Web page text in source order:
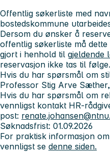
Offentlig søkerliste med
bostedskommune
Dersom du ønsker å
offentlig søkerliste må
gjort i henhold til gjeldende
reservasjon ikke tas til følge.
Hvis du har spørsmål om
Professor Stig Arve
Hvis du har spørsmål om
vennligst kontakt HR-
post:
Søknadsfrist: 01.09.2026
For praktisk informasjon
vennligst se denne siden.